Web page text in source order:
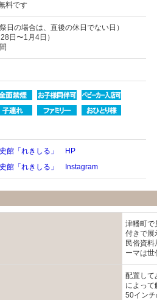
料です
日の場合は、直後の休日でない日）
日〜1月4日）
館「れきしる」 HP
館「れきしる」 Instagram
津幡町で
付きで展
民俗資
ーマは世
配置して
によって
50イン